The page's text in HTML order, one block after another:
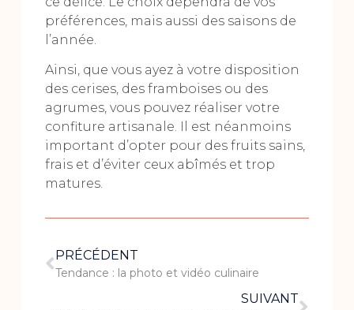
préférences, mais aussi des saisons de
l’année.
Ainsi, que vous ayez à votre disposition
des cerises, des framboises ou des
agrumes, vous pouvez réaliser votre
confiture artisanale. Il est néanmoins
important d’opter pour des fruits sains,
frais et d’éviter ceux abîmés et trop
matures.
PRÉCÉDENT
Tendance : la photo et vidéo culinaire
SUIVANT